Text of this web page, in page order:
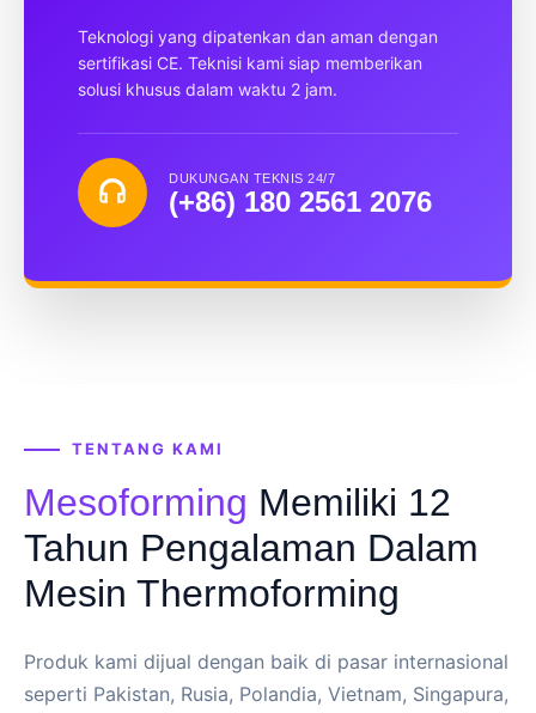
Teknologi yang dipatenkan dan aman dengan
sertifikasi CE. Teknisi kami siap memberikan
solusi khusus dalam waktu 2 jam.
DUKUNGAN TEKNIS 24/7
(+86) 180 2561 2076
TENTANG KAMI
Mesoforming Memiliki 12
Tahun Pengalaman Dalam
Mesin Thermoforming
Produk kami dijual dengan baik di pasar internasional
seperti Pakistan, Rusia, Polandia, Vietnam, Singapura,